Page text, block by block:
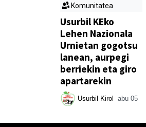
Komunitatea
Usurbil KEko
Lehen Nazionala
Urnietan gogotsu
lanean, aurpegi
berriekin eta giro
apartarekin
Usurbil Kirol abu 05